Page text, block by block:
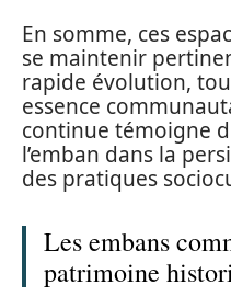
En somme, ces
se maintenir
rapide évolution,
essence
continue témoigne
l’emban dans la
des pratiques
Les embans
patrimoine